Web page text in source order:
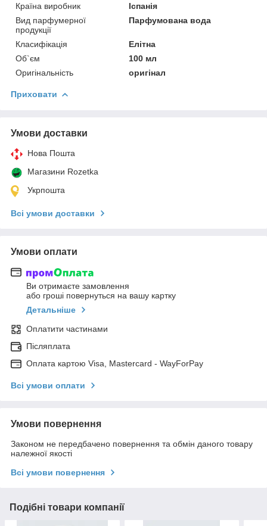
Країна виробник
Іспанія
Вид парфумерної
продукції
Парфумована вода
Класифікація
Елітна
Об`єм
100 мл
Оригінальність
оригінал
Приховати
Умови доставки
Нова Пошта
Магазини Rozetka
Укрпошта
Всі умови доставки
Умови оплати
Ви отримаєте замовлення
або гроші повернуться на вашу картку
Детальніше
Оплатити частинами
Післяплата
Оплата картою Visa, Mastercard - WayForPay
Всі умови оплати
Умови повернення
Законом не передбачено повернення та обмін даного товару
належної якості
Всі умови повернення
Подібні товари компанії